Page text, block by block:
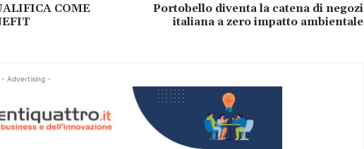
COME
Portobello diventa la catena di negozi
italiana a zero impatto ambientale
- Advertising -